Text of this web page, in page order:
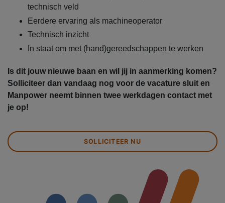
technisch veld
Eerdere ervaring als machineoperator
Technisch inzicht
In staat om met (hand)gereedschappen te werken
Is dit jouw nieuwe baan en wil jij in aanmerking komen?
Solliciteer dan vandaag nog voor de vacature sluit en
Manpower neemt binnen twee werkdagen contact met
je op!
SOLLICITEER NU